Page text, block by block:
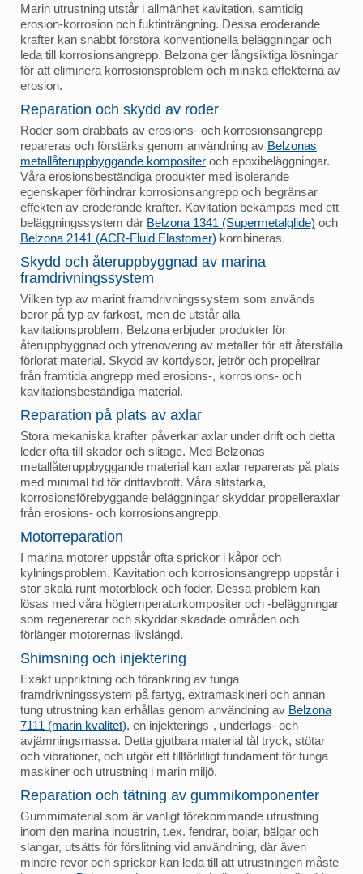
Marin utrustning utstår i allmänhet kavitation, samtidig
erosion-korrosion och fuktinträngning. Dessa eroderande
krafter kan snabbt förstöra konventionella beläggningar och
leda till korrosionsangrepp. Belzona ger långsiktiga lösningar
för att eliminera korrosionsproblem och minska effekterna av
erosion.
Reparation och skydd av roder
Roder som drabbats av erosions- och korrosionsangrepp
repareras och förstärks genom användning av Belzonas
metallåteruppbyggande kompositer och epoxibeläggningar.
Våra erosionsbeständiga produkter med isolerande
egenskaper förhindrar korrosionsangrepp och begränsar
effekten av eroderande krafter. Kavitation bekämpas med ett
beläggningssystem där Belzona 1341 (Supermetalglide) och
Belzona 2141 (ACR-Fluid Elastomer) kombineras.
Skydd och återuppbyggnad av marina
framdrivningssystem
Vilken typ av marint framdrivningssystem som används
beror på typ av farkost, men de utstår alla
kavitationsproblem. Belzona erbjuder produkter för
återuppbyggnad och ytrenovering av metaller för att återställa
förlorat material. Skydd av kortdysor, jetrör och propellrar
från framtida angrepp med erosions-, korrosions- och
kavitationsbeständiga material.
Reparation på plats av axlar
Stora mekaniska krafter påverkar axlar under drift och detta
leder ofta till skador och slitage. Med Belzonas
metallåteruppbyggande material kan axlar repareras på plats
med minimal tid för driftavbrott. Våra slitstarka,
korrosionsförebyggande beläggningar skyddar propelleraxlar
från erosions- och korrosionsangrepp.
Motorreparation
I marina motorer uppstår ofta sprickor i kåpor och
kylningsproblem. Kavitation och korrosionsangrepp uppstår i
stor skala runt motorblock och foder. Dessa problem kan
lösas med våra högtemperaturkompositer och -beläggningar
som regenererar och skyddar skadade områden och
förlänger motorernas livslängd.
Shimsning och injektering
Exakt uppriktning och förankring av tunga
framdrivningssystem på fartyg, extramaskineri och annan
tung utrustning kan erhållas genom användning av Belzona
7111 (marin kvalitet), en injekterings-, underlags- och
avjämningsmassa. Detta gjutbara material tål tryck, stötar
och vibrationer, och utgör ett tillförlitligt fundament för tunga
maskiner och utrustning i marin miljö.
Reparation och tätning av gummikomponenter
Gummimaterial som är vanligt förekommande utrustning
inom den marina industrin, t.ex. fendrar, bojar, bälgar och
slangar, utsätts för förslitning vid användning, där även
mindre revor och sprickor kan leda till att utrustningen måste